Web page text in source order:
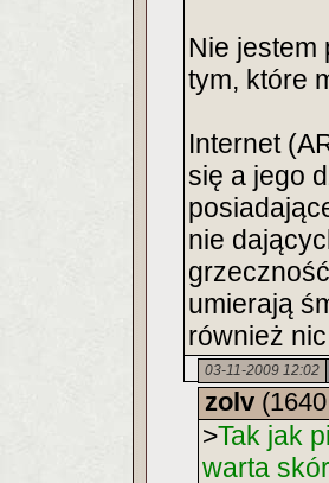
Nie jestem
tym, które
Internet
się a jego
nie
umierają
również
03-11-2009 12:02
zolv
>Tak jak
warta